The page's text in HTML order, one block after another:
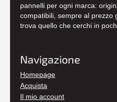
pannelli per ogni marca:
compatibili, sempre al prezzo
trova quello che cerchi in
Navigazione
Homepage
Acquista
Il mio account